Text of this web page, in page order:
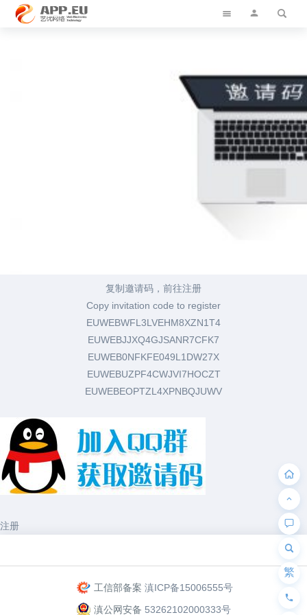
艺优软件乐园
复制邀请码，前往注册
Copy invitation code to register
EUWEBWFL3LVEHM8XZN1T4
EUWEBJJXQ4GJSANR7CFK7
EUWEB0NFKFE049L1DW27X
EUWEBUZPF4CWJVI7HOCZT
EUWEBEOPTZL4XPNBQJUWV
注册
工信部备案 滇ICP备15006555号
滇公网安备 53262102000333号
繁